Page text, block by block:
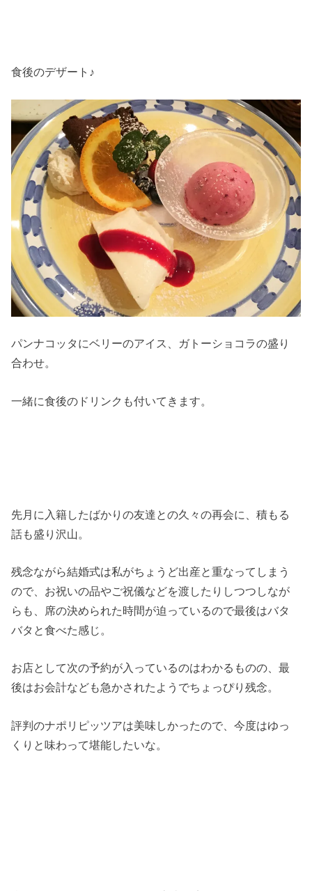
食後のデザート♪
パンナコッタにベリーのアイス、ガトーショコラの盛り
合わせ。
一緒に食後のドリンクも付いてきます。
先月に入籍したばかりの友達との久々の再会に、積もる
話も盛り沢山。
残念ながら結婚式は私がちょうど出産と重なってしまう
ので、お祝いの品やご祝儀などを渡したりしつつしなが
らも、席の決められた時間が迫っているので最後はバタ
バタと食べた感じ。
お店として次の予約が入っているのはわかるものの、最
後はお会計なども急かされたようでちょっぴり残念。
評判のナポリピッツアは美味しかったので、今度はゆっ
くりと味わって堪能したいな。